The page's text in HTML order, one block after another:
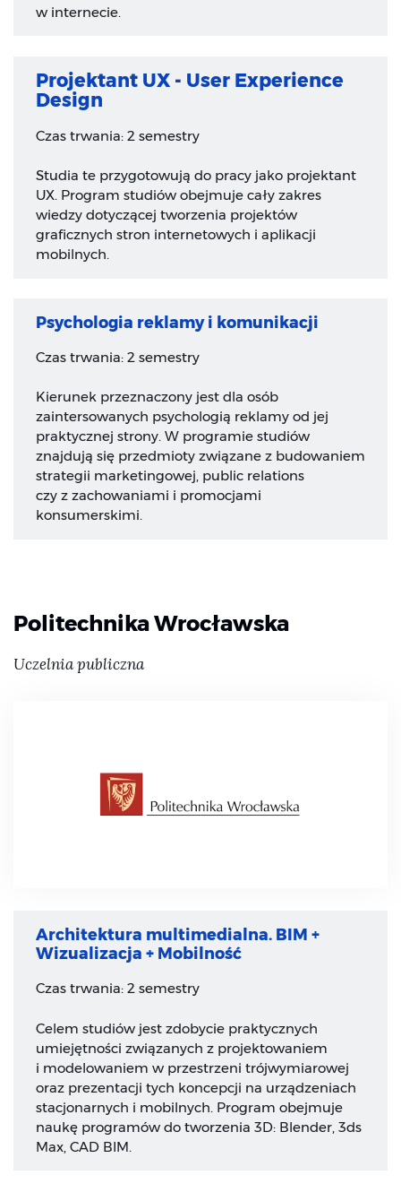
w internecie.
Projektant UX - User Experience
Design
Czas trwania: 2 semestry
Studia te przygotowują do pracy jako projektant
UX. Program studiów obejmuje cały zakres
wiedzy dotyczącej tworzenia projektów
graficznych stron internetowych i aplikacji
mobilnych.
Psychologia reklamy i komunikacji
Czas trwania: 2 semestry
Kierunek przeznaczony jest dla osób
zaintersowanych psychologią reklamy od jej
praktycznej strony. W programie studiów
znajdują się przedmioty związane z budowaniem
strategii marketingowej, public relations
czy z zachowaniami i promocjami
konsumerskimi.
Politechnika Wrocławska
Uczelnia publiczna
Architektura multimedialna. BIM +
Wizualizacja + Mobilność
Czas trwania: 2 semestry
Celem studiów jest zdobycie praktycznych
umiejętności związanych z projektowaniem
i modelowaniem w przestrzeni trójwymiarowej
oraz prezentacji tych koncepcji na urządzeniach
stacjonarnych i mobilnych. Program obejmuje
naukę programów do tworzenia 3D: Blender, 3ds
Max, CAD BIM.